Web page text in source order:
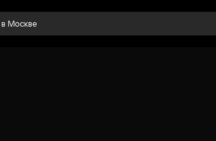
в Москве